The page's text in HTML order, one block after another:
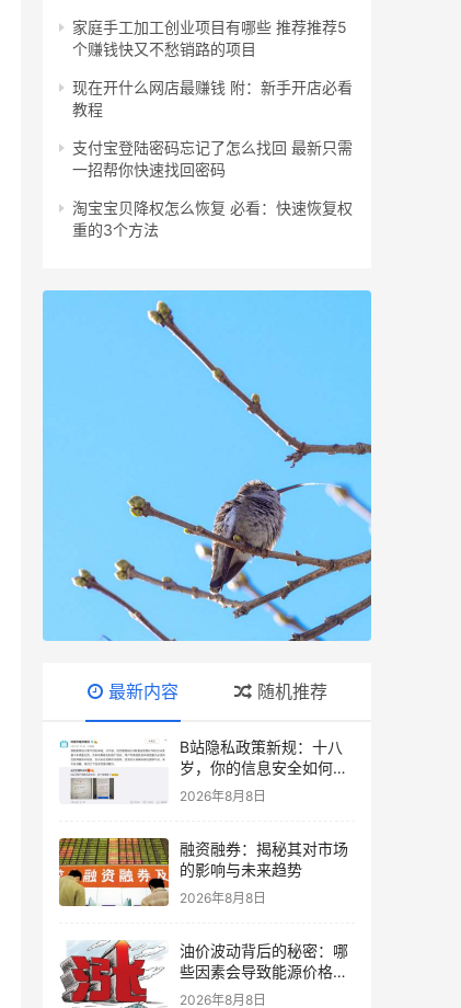
家庭手工加工创业项目有哪些 推荐推荐5
个赚钱快又不愁销路的项目
现在开什么网店最赚钱 附：新手开店必看
教程
支付宝登陆密码忘记了怎么找回 最新只需
一招帮你快速找回密码
淘宝宝贝降权怎么恢复 必看：快速恢复权
重的3个方法
最新内容 随机推荐
B站隐私政策新规：十八
岁，你的信息安全如何自
守？
2026年8月8日
融资融券：揭秘其对市场
的影响与未来趋势
2026年8月8日
油价波动背后的秘密：哪
些因素会导致能源价格上
涨？
2026年8月8日